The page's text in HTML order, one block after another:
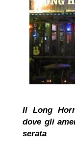
Il Long
dove gli
serata